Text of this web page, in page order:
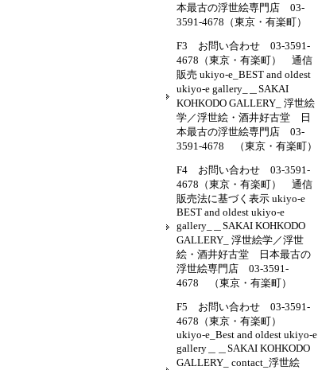
本最古の浮世絵専門店 03-
3591-4678（東京・有楽町）
F3 お問い合わせ 03-3591-
4678（東京・有楽町） 通信
販売 ukiyo-e_BEST and oldest
ukiyo-e gallery_＿SAKAI
KOHKODO GALLERY_ 浮世絵
学／浮世絵・酒井好古堂 日
本最古の浮世絵専門店 03-
3591-4678 （東京・有楽町）
F4 お問い合わせ 03-3591-
4678（東京・有楽町） 通信
販売法に基づく表示 ukiyo-e
BEST and oldest ukiyo-e
gallery_＿SAKAI KOHKODO
GALLERY_ 浮世絵学／浮世
絵・酒井好古堂 日本最古の
浮世絵専門店 03-3591-
4678 （東京・有楽町）
F5 お問い合わせ 03-3591-
4678（東京・有楽町）
ukiyo-e_Best and oldest ukiyo-e
gallery＿＿SAKAI KOHKODO
GALLERY_ contact_浮世絵